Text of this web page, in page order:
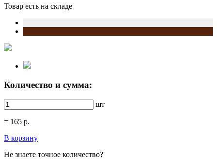
Товар есть на складе
Количество и сумма:
шт
= 165 р.
В корзину
Не знаете точное количество?